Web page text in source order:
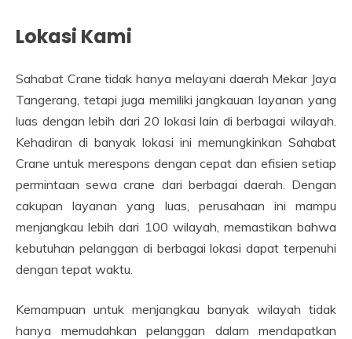
Lokasi Kami
Sahabat Crane tidak hanya melayani daerah Mekar Jaya
Tangerang, tetapi juga memiliki jangkauan layanan yang
luas dengan lebih dari 20 lokasi lain di berbagai wilayah.
Kehadiran di banyak lokasi ini memungkinkan Sahabat
Crane untuk merespons dengan cepat dan efisien setiap
permintaan sewa crane dari berbagai daerah. Dengan
cakupan layanan yang luas, perusahaan ini mampu
menjangkau lebih dari 100 wilayah, memastikan bahwa
kebutuhan pelanggan di berbagai lokasi dapat terpenuhi
dengan tepat waktu.
Kemampuan untuk menjangkau banyak wilayah tidak
hanya memudahkan pelanggan dalam mendapatkan